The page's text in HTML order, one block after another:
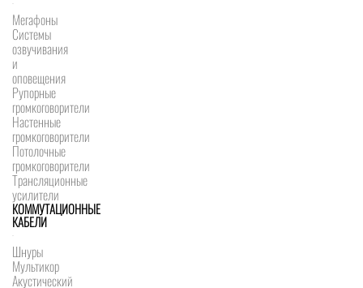
Мегафоны
Системы
озвучивания
и
оповещения
Рупорные
громкоговорители
Настенные
громкоговорители
Потолочные
громкоговорители
Трансляционные
усилители
КОММУТАЦИОННЫЕ
КАБЕЛИ
Шнуры
Мультикор
Акустический